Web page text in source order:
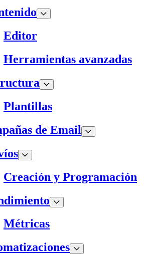
Editor
Herramientas avanzadas
Plantillas
de Email
Creación y Programación
Métricas